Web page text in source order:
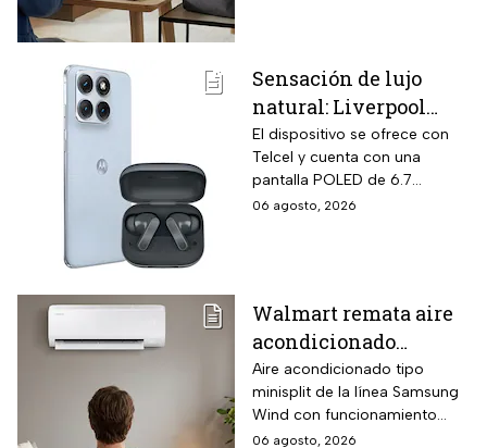
pulgadas y mochila ASUS
incluida en el mismo
empaque oficial.
Sensación de lujo
natural: Liverpool
remata el Motorola
Edge 70 Fusion de
256GB de
almacenamiento,
El dispositivo se ofrece con
Telcel y cuenta con una
pantalla POLED de 6.7
pulgadas y funciones
06 agosto, 2026
Walmart remata aire
acondicionado
Samsung Wind
Inverter frío y calor 1
tonelada con WiFi y
Aire acondicionado tipo
minisplit de la línea Samsung
Wind con funcionamiento
bidireccional frío y calor
06 agosto, 2026